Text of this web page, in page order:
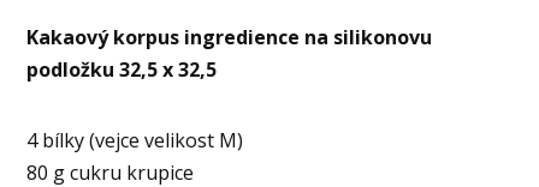
Kakaový korpus ingredience na silikonovu
podložku 32,5 x 32,5
4 bílky (vejce velikost M)
80 g cukru krupice